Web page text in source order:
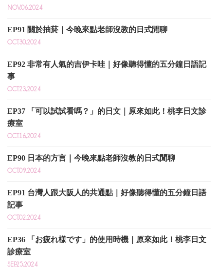
NOV.06,2024
EP91 關於抽菸｜今晚來點老師沒教的日式閒聊
OCT.30,2024
EP92 非常有人氣的吉伊卡哇｜好像聽得懂的五分鐘日語記
事
OCT.23,2024
EP37 「可以試試看嗎？」的日文｜原來如此！桃李日文診
療室
OCT.16,2024
EP90 日本的方言｜今晚來點老師沒教的日式閒聊
OCT.09,2024
EP91 台灣人跟大阪人的共通點｜好像聽得懂的五分鐘日語
記事
OCT.02,2024
EP36 「お疲れ様です」的使用時機｜原來如此！桃李日文
診療室
SEP.25,2024